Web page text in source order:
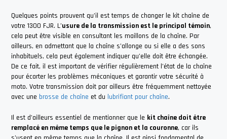
Quelques points prouvent qu’il est temps de changer le kit chaîne de
votre 1300 FJR. L’usure de la transmission est le principal témoin,
cela peut être visible en consultant les maillons de la chaîne. Par
ailleurs, en admettant que la chaîne s’allonge ou si elle a des sons
inhabituels, cela peut également indiquer qu’elle doit être échangée.
De ce fait, il est important de vérifier régulièrement l’état de la chaîne
pour écarter les problèmes mécaniques et garantir votre sécurité à
moto. Votre transmission doit par ailleurs être fréquemment nettoyée
avec une brosse de chaîne et du lubrifiant pour chaîne.
Il est d’ailleurs essentiel de mentionner que le kit chaîne doit être
remplacé en même temps que le pignon et la couronne, car ils